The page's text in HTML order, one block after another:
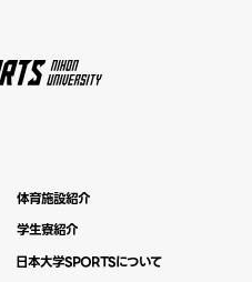
体育施設紹介
学生寮紹介
日本大学SPORTSについて